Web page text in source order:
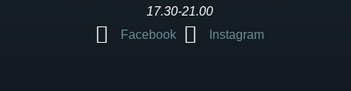
17.30-21.00
Facebook
Instagram